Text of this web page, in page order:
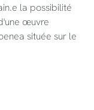
la possibilité
œuvre
située sur le